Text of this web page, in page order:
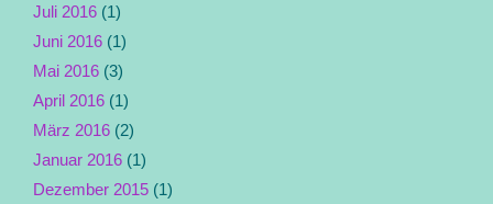
Juli 2016 (1)
Juni 2016 (1)
Mai 2016 (3)
April 2016 (1)
März 2016 (2)
Januar 2016 (1)
Dezember 2015 (1)